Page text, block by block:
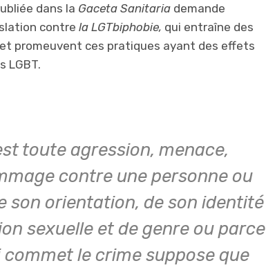
dans la Gaceta Sanitaria demande
contre la LGTbiphobie, qui entraîne des
promeuvent ces pratiques ayant des effets
LGBT.
toute agression, menace,
contre une personne ou
son orientation, de son identité
sexuelle et de genre ou parce
le crime suppose que